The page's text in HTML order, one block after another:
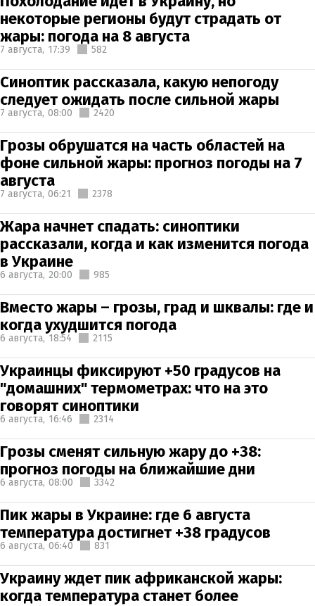
некоторые регионы будут страдать от
жары: погода на 8 августа
7 августа, 17:39 582
Синоптик рассказала, какую непогоду
следует ожидать после сильной жары
7 августа, 08:00 2420
Грозы обрушатся на часть областей на
фоне сильной жары: прогноз погоды на 7
августа
7 августа, 06:21 2378
Жара начнет спадать: синоптики
рассказали, когда и как изменится погода
в Украине
6 августа, 20:00 985
Вместо жары – грозы, град и шквалы: где и
когда ухудшится погода
6 августа, 18:54 2115
Украинцы фиксируют +50 градусов на
"домашних" термометрах: что на это
говорят синоптики
6 августа, 16:46 2314
Грозы сменят сильную жару до +38:
прогноз погоды на ближайшие дни
6 августа, 08:00 3342
Пик жары в Украине: где 6 августа
температура достигнет +38 градусов
6 августа, 06:40 831
Украину ждет пик африканской жары:
когда температура станет более